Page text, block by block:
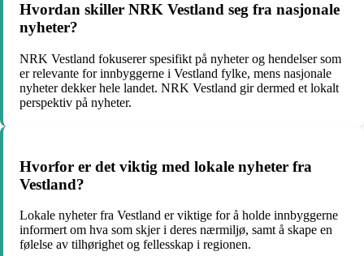
Hvordan skiller NRK Vestland seg fra nasjonale
nyheter?
NRK Vestland fokuserer spesifikt på nyheter og hendelser som
er relevante for innbyggerne i Vestland fylke, mens nasjonale
nyheter dekker hele landet. NRK Vestland gir dermed et lokalt
perspektiv på nyheter.
Hvorfor er det viktig med lokale nyheter fra
Vestland?
Lokale nyheter fra Vestland er viktige for å holde innbyggerne
informert om hva som skjer i deres nærmiljø, samt å skape en
følelse av tilhørighet og fellesskap i regionen.